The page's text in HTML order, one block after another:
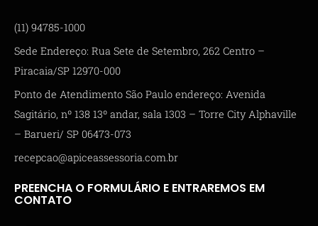
(11) 94785-1000
Sede Endereço: Rua Sete de Setembro, 262 Centro –
Piracaia/SP 12970-000
Ponto de Atendimento São Paulo endereço: Avenida
Sagitário, nº 138 13º andar, sala 1303 – Torre City Alphaville
– Barueri/ SP 06473-073
recepcao@apiceassessoria.com.br
PREENCHA O FORMULÁRIO E ENTRAREMOS EM
CONTATO